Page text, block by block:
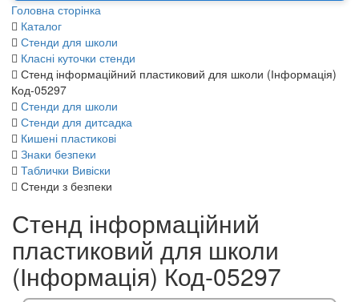
Головна сторінка
Каталог
Стенди для школи
Класні куточки стенди
Стенд інформаційний пластиковий для школи (Інформація)
Код-05297
Стенди для школи
Стенди для дитсадка
Кишені пластикові
Знаки безпеки
Таблички Вивіски
Стенди з безпеки
Стенд інформаційний
пластиковий для школи
(Інформація) Код-05297